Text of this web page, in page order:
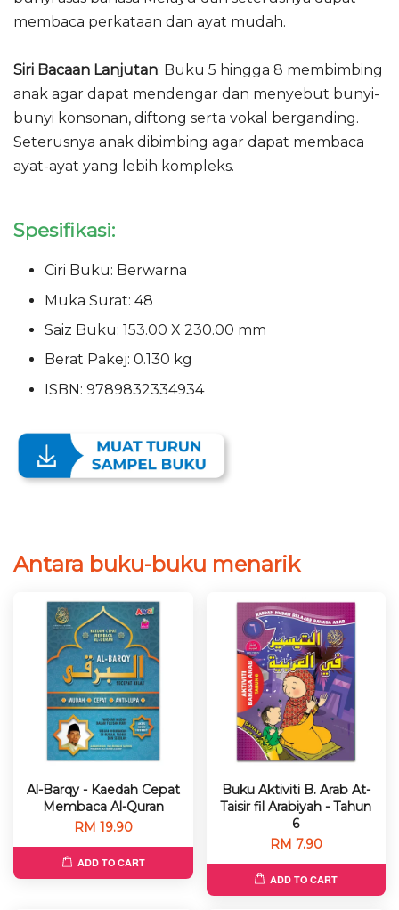
membaca perkataan dan ayat mudah.
Siri Bacaan Lanjutan: Buku 5 hingga 8 membimbing
anak agar dapat mendengar dan menyebut bunyi-
bunyi konsonan, diftong serta vokal berganding.
Seterusnya anak dibimbing agar dapat membaca
ayat-ayat yang lebih kompleks.
Spesifikasi:
Ciri Buku: Berwarna
Muka Surat: 48
Saiz Buku: 153.00 X 230.00 mm
Berat Pakej: 0.130 kg
ISBN: 9789832334934
Antara buku-buku menarik
Al-Barqy - Kaedah Cepat
Membaca Al-Quran
RM 19.90
ADD TO CART
Buku Aktiviti B. Arab At-
Taisir fil Arabiyah - Tahun
6
RM 7.90
ADD TO CART